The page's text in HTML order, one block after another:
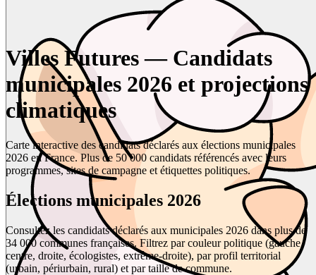
Villes Futures — Candidats
municipales 2026 et projections
climatiques
Carte interactive des candidats déclarés aux élections municipales
2026 en France. Plus de 50 000 candidats référencés avec leurs
programmes, sites de campagne et étiquettes politiques.
Élections municipales 2026
Consultez les candidats déclarés aux municipales 2026 dans plus de
34 000 communes françaises. Filtrez par couleur politique (gauche,
centre, droite, écologistes, extrême-droite), par profil territorial
(urbain, périurbain, rural) et par taille de commune.